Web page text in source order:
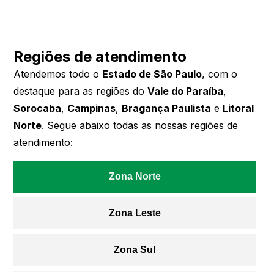
Regiões de atendimento
Atendemos todo o Estado de São Paulo, com o
destaque para as regiões doVale do Paraíba,
Sorocaba, Campinas, Bragança Paulista e Litoral
Norte. Segue abaixo todas as nossas regiões de
atendimento:
Zona Norte
Zona Leste
Zona Sul